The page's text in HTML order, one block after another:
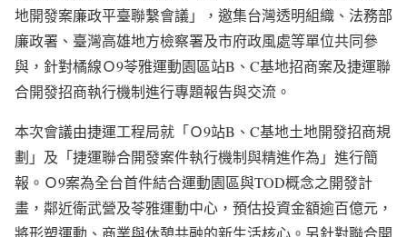
地開發案廉政平臺聯繫會議」，邀集台灣透明組織、法務部
廉政署、臺灣高雄地方檢察署及市府政風處等單位共同參
與，針對橘線Ｏ9苓雅運動園區站B、C基地招商案及捷運聯
合開發招商執行機制進行專題報告與交流。
本次會議由捷運工程局就「Ｏ9站B、C基地土地開發招商規
劃」及「捷運聯合開發案件執行機制與精進作為」進行簡
報。Ｏ9案為全台首件結合運動園區與TOD概念之開發計
畫，鄰近衛武營及苓雅運動中心，預估投資金額逾百億元，
將形塑運動、商業與休憩共融的新生活核心。另針對聯合開